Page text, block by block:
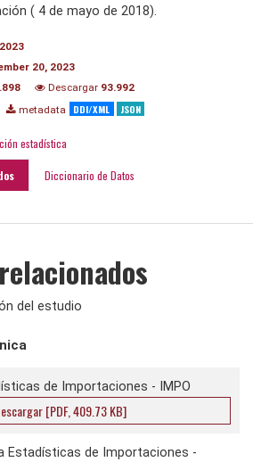
( 4 de mayo de 2018).
20, 2023
Descargar 93.992
metadata DDI/XML JSON
estadística
Diccionario de Datos
del estudio
de Importaciones - IMPO
[PDF, 409.73 KB]
Estadísticas de Importaciones -